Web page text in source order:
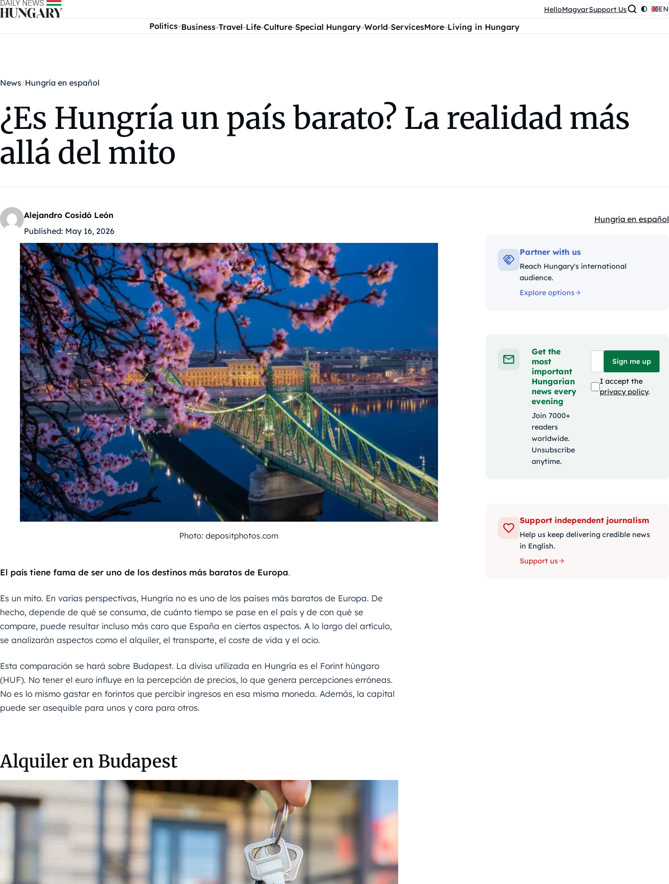
Skip to content HelloMagyarSupport Us EN
Politics Business Travel Life Culture Special Hungary World ServicesMore Living in Hungary
News Hungría en español
¿Es Hungría un país barato? La realidad más
allá del mito
Alejandro Cosidó León
Published: May 16, 2026
Kategóriák:
Hungría en español
Photo: depositphotos.com
El país tiene fama de ser uno de los destinos más baratos de Europa.
Es un mito. En varias perspectivas, Hungría no es uno de los países más baratos de Europa. De
hecho, depende de qué se consuma, de cuánto tiempo se pase en el país y de con qué se
compare, puede resultar incluso más caro que España en ciertos aspectos. A lo largo del artículo,
se analizarán aspectos como el alquiler, el transporte, el coste de vida y el ocio.
Esta comparación se hará sobre Budapest. La divisa utilizada en Hungría es el Forint húngaro
(HUF). No tener el euro influye en la percepción de precios, lo que genera percepciones erróneas.
No es lo mismo gastar en forintos que percibir ingresos en esa misma moneda. Además, la capital
puede ser asequible para unos y cara para otros.
Alquiler en Budapest
Partner with us
Reach Hungary's international
audience.
Explore options
Get the
most
important
Hungarian
news every
evening
Join 7000+
readers
worldwide.
Unsubscribe
anytime.
Sign me up
I accept the
privacy policy.
Support independent journalism
Help us keep delivering credible news
in English.
Support us